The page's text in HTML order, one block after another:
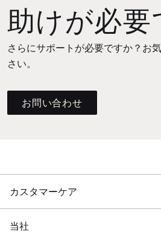
助けが必要
さらにサポートが必要ですか？お
さい。
お問い合わせ
カスタマーケア
当社